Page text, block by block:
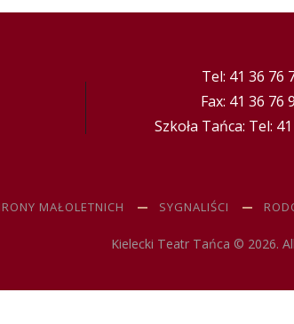
Tel: 41 36 76
Fax: 41 36 76
Szkoła Tańca: Tel:
MAŁOLETNICH SYGNALIŚCI
Kielecki Teatr Tańca © 2026.